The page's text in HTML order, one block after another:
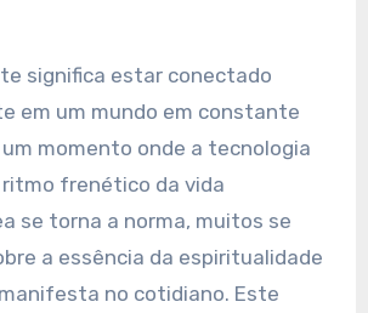
em um mundo em constante
momento onde a tecnologia
ritmo frenético da vida
se torna a norma, muitos se
a essência da espiritualidade
no cotidiano. Este